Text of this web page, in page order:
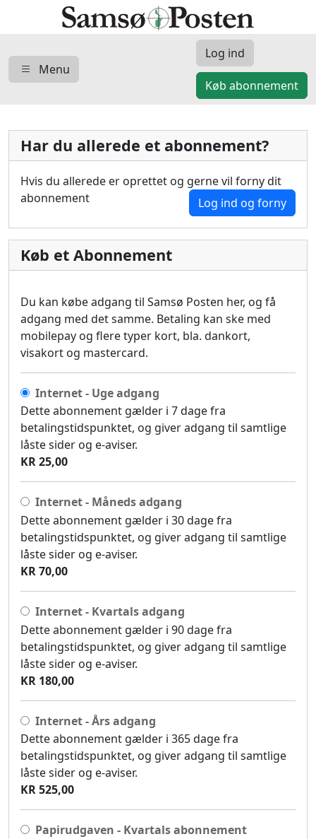
Menu
Log ind
Køb abonnement
Har du allerede et abonnement?
Hvis du allerede er oprettet og gerne vil forny dit
abonnement
Log ind og forny
Køb et Abonnement
Du kan købe adgang til Samsø Posten her, og få
adgang med det samme. Betaling kan ske med
mobilepay og flere typer kort, bla. dankort,
visakort og mastercard.
Internet - Uge adgang
Dette abonnement gælder i 7 dage fra
betalingstidspunktet, og giver adgang til samtlige
låste sider og e-aviser.
KR 25,00
Internet - Måneds adgang
Dette abonnement gælder i 30 dage fra
betalingstidspunktet, og giver adgang til samtlige
låste sider og e-aviser.
KR 70,00
Internet - Kvartals adgang
Dette abonnement gælder i 90 dage fra
betalingstidspunktet, og giver adgang til samtlige
låste sider og e-aviser.
KR 180,00
Internet - Års adgang
Dette abonnement gælder i 365 dage fra
betalingstidspunktet, og giver adgang til samtlige
låste sider og e-aviser.
KR 525,00
Papirudgaven - Kvartals abonnement